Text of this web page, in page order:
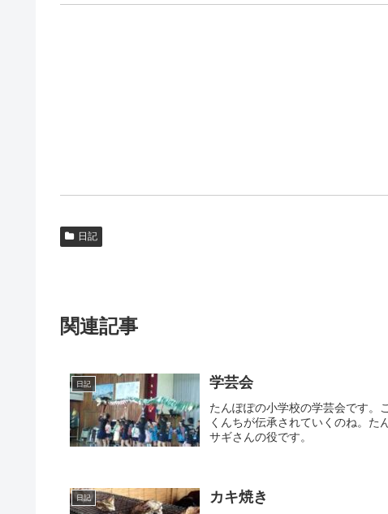
日記
関連記事
日記 学芸会
たんぽぽの小学校の学芸会です。
くんちが伝承されていくのね。た
サギさんの役です。
日記 カキ焼き